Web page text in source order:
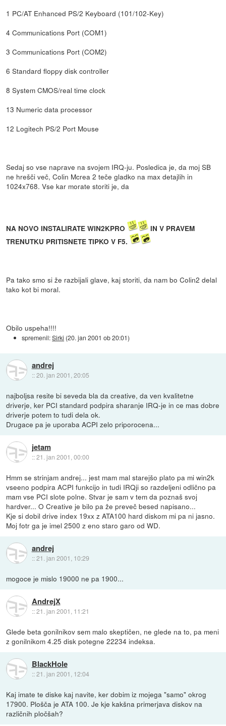
1 PC/AT Enhanced PS/2 Keyboard (101/102-Key)
4 Communications Port (COM1)
3 Communications Port (COM2)
6 Standard floppy disk controller
8 System CMOS/real time clock
13 Numeric data processor
12 Logitech PS/2 Port Mouse
Sedaj so vse naprave na svojem IRQ-ju. Posledica je, da moj SB
ne hrešči več, Colin Mcrea 2 teče gladko na max detajlih in
1024x768. Vse kar morate storiti je, da
NA NOVO INSTALIRATE WIN2KPRO
IN V PRAVEM
TRENUTKU PRITISNETE TIPKO V F5.
Pa tako smo si že razbijali glave, kaj storiti, da nam bo Colin2 delal
tako kot bi moral.
Obilo uspeha!!!!
spremenil:Sirki (20. jan 2001 ob 20:01)
andrej
::20. jan 2001, 20:05
najboljsa resite bi seveda bla da creative, da ven kvalitetne
driverje, ker PCI standard podpira sharanje IRQ-je in ce mas dobre
driverje potem to tudi dela ok.
Drugace pa je uporaba ACPI zelo priporocena...
jetam
::21. jan 2001, 00:00
Hmm se strinjam andrej... jest mam mal starejšo plato pa mi win2k
vseeno podpira ACPI funkcijo in tudi IRQji so razdeljeni odlično pa
mam vse PCI slote polne. Stvar je sam v tem da poznaš svoj
hardver... O Creative je bilo pa že preveč besed napisano...
Kje si dobil drive index 19xx z ATA100 hard diskom mi pa ni jasno.
Moj fotr ga je imel 2500 z eno staro garo od WD.
andrej
::21. jan 2001, 10:29
mogoce je mislo 19000 ne pa 1900...
AndrejX
::21. jan 2001, 11:21
Glede beta gonilnikov sem malo skeptičen, ne glede na to, pa meni
z gonilnikom 4.25 disk potegne 22234 indeksa.
BlackHole
::21. jan 2001, 12:04
Kaj imate te diske kaj navite, ker dobim iz mojega "samo" okrog
17900. Plošča je ATA 100. Je kje kakšna primerjava diskov na
različnih pločšah?